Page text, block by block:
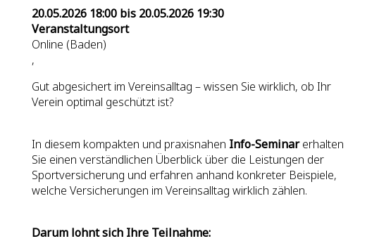
20.05.2026 18:00 bis 20.05.2026 19:30
Veranstaltungsort
Online (Baden)
,
Gut abgesichert im Vereinsalltag – wissen Sie wirklich, ob Ihr
Verein optimal geschützt ist?
In diesem kompakten und praxisnahen Info-Seminarerhalten
Sie einen verständlichen Überblick über die Leistungen der
Sportversicherung und erfahren anhand konkreter Beispiele,
welche Versicherungen im Vereinsalltag wirklich zählen.
Darum lohnt sich Ihre Teilnahme: